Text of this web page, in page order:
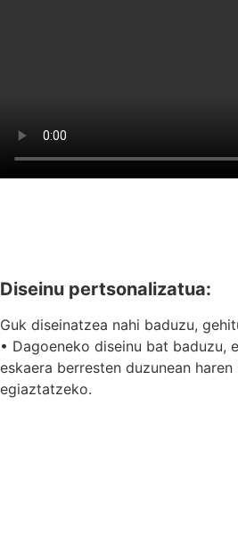
Diseinu pertsonalizatua:
Guk diseinatzea nahi baduzu,
• Dagoeneko diseinu bat baduzu,
eskaera berresten duzunean
egiaztatzeko.